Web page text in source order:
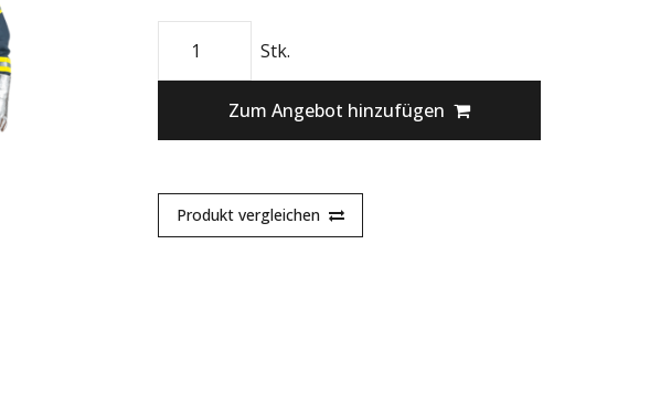
Stk.
Zum Angebot hinzufügen
Produkt vergleichen